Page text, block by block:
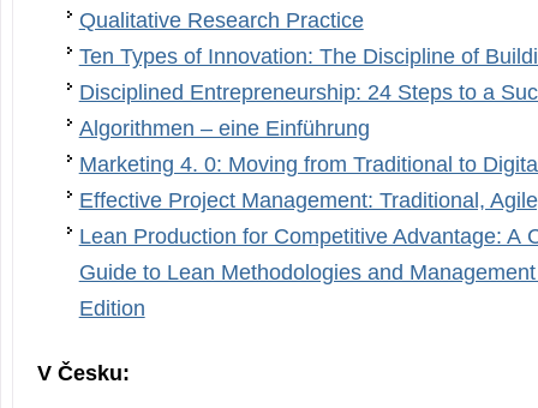
Qualitative Research Practice
Ten Types of Innovation: The Discipline of
Disciplined Entrepreneurship: 24 Steps to a
Algorithmen – eine Einführung
Marketing 4. 0: Moving from Traditional to
Effective Project Management: Traditional,
Lean Production for Competitive Advantage: A
Guide to Lean Methodologies and
Edition
V Česku: